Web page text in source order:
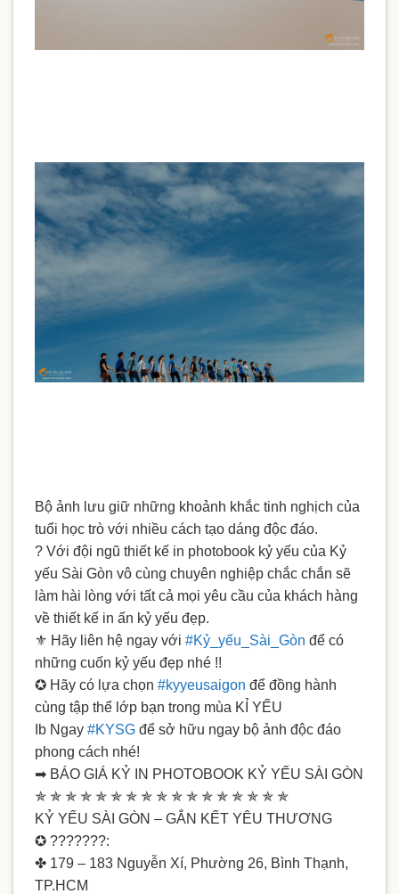
Bộ ảnh lưu giữ những khoảnh khắc tinh nghịch của
tuổi học trò với nhiều cách tạo dáng độc đáo.
? Với đội ngũ thiết kế in photobook kỷ yếu của Kỷ
yếu Sài Gòn vô cùng chuyên nghiệp chắc chắn sẽ
làm hài lòng với tất cả mọi yêu cầu của khách hàng
về thiết kế in ấn kỷ yếu đẹp.
⚜️ Hãy liên hệ ngay với #Kỷ_yếu_Sài_Gòn để có
những cuốn kỷ yếu đẹp nhé !!
✪ Hãy có lựa chọn #kyyeusaigon để đồng hành
cùng tập thể lớp bạn trong mùa KỈ YẾU
Ib Ngay #KYSG để sở hữu ngay bộ ảnh độc đáo
phong cách nhé!
➡ BÁO GIÁ KỶ IN PHOTOBOOK KỶ YẾU SÀI GÒN
✯ ✯ ✯ ✯ ✯ ✯ ✯ ✯ ✯ ✯ ✯ ✯ ✯ ✯ ✯ ✯ ✯
KỶ YẾU SÀI GÒN – GẮN KẾT YÊU THƯƠNG
✪ ???????:
✤ 179 – 183 Nguyễn Xí, Phường 26, Bình Thạnh,
TP.HCM